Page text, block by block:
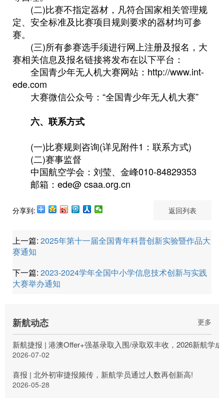
(二)比赛不指定器材，凡符合国家相关管理规
定、安全标准及比赛项目规则要求的器材均可参
赛。
(三)所有参赛选手须进行网上注册及报名，大
赛相关信息及报名链接将发布在以下平台：
全国青少年无人机大赛网站：http://www.int-
ede.com
大赛微信公众号：“全国青少年无人机大赛”
六、联系方式
(一)比赛规则咨询(详见附件1：联系方式)
(二)赛事监督
中国航空学会：刘莹、金峰010-84829353
邮箱：ede@ csaa.org.cn
分享到: 返回列表
上一篇: 2025年第十一届全国青年科普创新实验暨作品大
赛通知
下一篇: 2023-2024学年全国中小学信息技术创新与实践
大赛举办通知
新航动态 更多
新航捷报 | 港澳Offer+强基录取入围/录取双丰收，2026新航学
2026-07-02
喜报 | 北外初审捷报频传，新航学员通过人数再创新高!
2026-05-28